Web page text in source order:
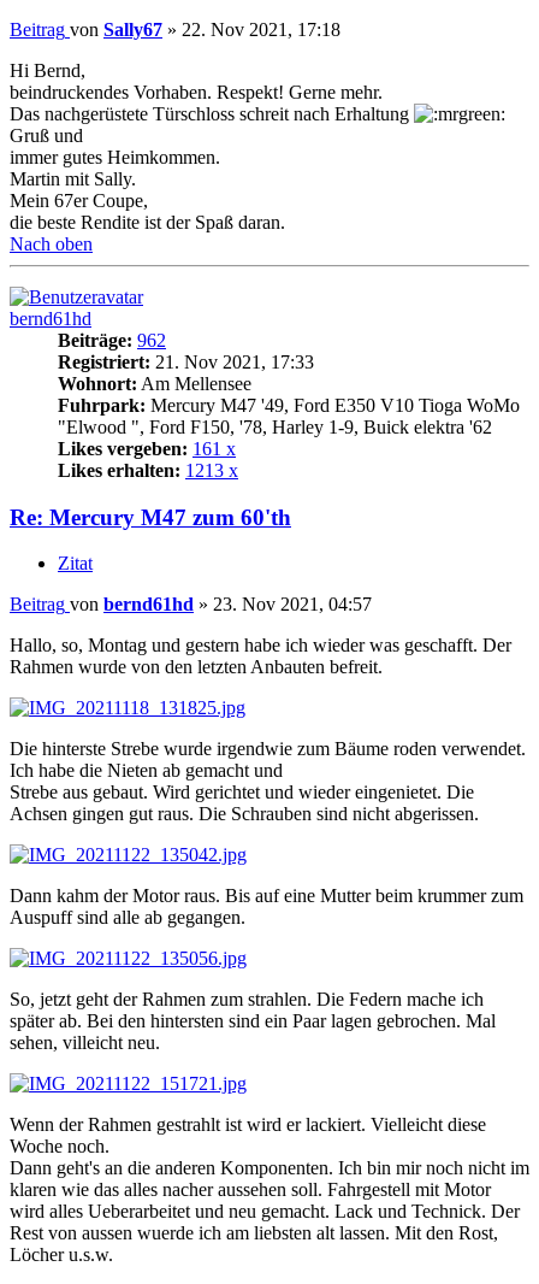
Beitrag von Sally67 » 22. Nov 2021, 17:18
Hi Bernd,
beindruckendes Vorhaben. Respekt! Gerne mehr.
Das nachgerüstete Türschloss schreit nach Erhaltung
Gruß und
immer gutes Heimkommen.
Martin mit Sally.
Mein 67er Coupe,
die beste Rendite ist der Spaß daran.
Nach oben
bernd61hd
Beiträge: 962
Registriert: 21. Nov 2021, 17:33
Wohnort: Am Mellensee
Fuhrpark: Mercury M47 '49, Ford E350 V10 Tioga WoMo
"Elwood ", Ford F150, '78, Harley 1-9, Buick elektra '62
Likes vergeben: 161 x
Likes erhalten: 1213 x
Re: Mercury M47 zum 60'th
Zitat
Beitrag von bernd61hd » 23. Nov 2021, 04:57
Hallo, so, Montag und gestern habe ich wieder was geschafft. Der
Rahmen wurde von den letzten Anbauten befreit.
Die hinterste Strebe wurde irgendwie zum Bäume roden verwendet.
Ich habe die Nieten ab gemacht und
Strebe aus gebaut. Wird gerichtet und wieder eingenietet. Die
Achsen gingen gut raus. Die Schrauben sind nicht abgerissen.
Dann kahm der Motor raus. Bis auf eine Mutter beim krummer zum
Auspuff sind alle ab gegangen.
So, jetzt geht der Rahmen zum strahlen. Die Federn mache ich
später ab. Bei den hintersten sind ein Paar lagen gebrochen. Mal
sehen, villeicht neu.
Wenn der Rahmen gestrahlt ist wird er lackiert. Vielleicht diese
Woche noch.
Dann geht's an die anderen Komponenten. Ich bin mir noch nicht im
klaren wie das alles nacher aussehen soll. Fahrgestell mit Motor
wird alles Ueberarbeitet und neu gemacht. Lack und Technick. Der
Rest von aussen wuerde ich am liebsten alt lassen. Mit den Rost,
Löcher u.s.w.